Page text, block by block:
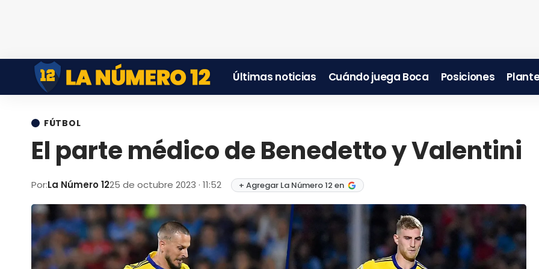
Últimas noticias Cuándo juega Boca Posiciones
FÚTBOL
El parte médico de Benedetto y Valentini
Por:La Número 1225 de octubre 2023 · 11:52 + Agregar La Número 12 en